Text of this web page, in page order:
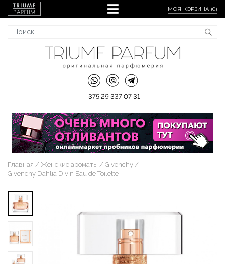
МОЯ КОРЗИНА (0)
+375 29 337 07 31
Главная Женские ароматы
Givenchy
Givenchy Dahlia Divin Eau de Toilette